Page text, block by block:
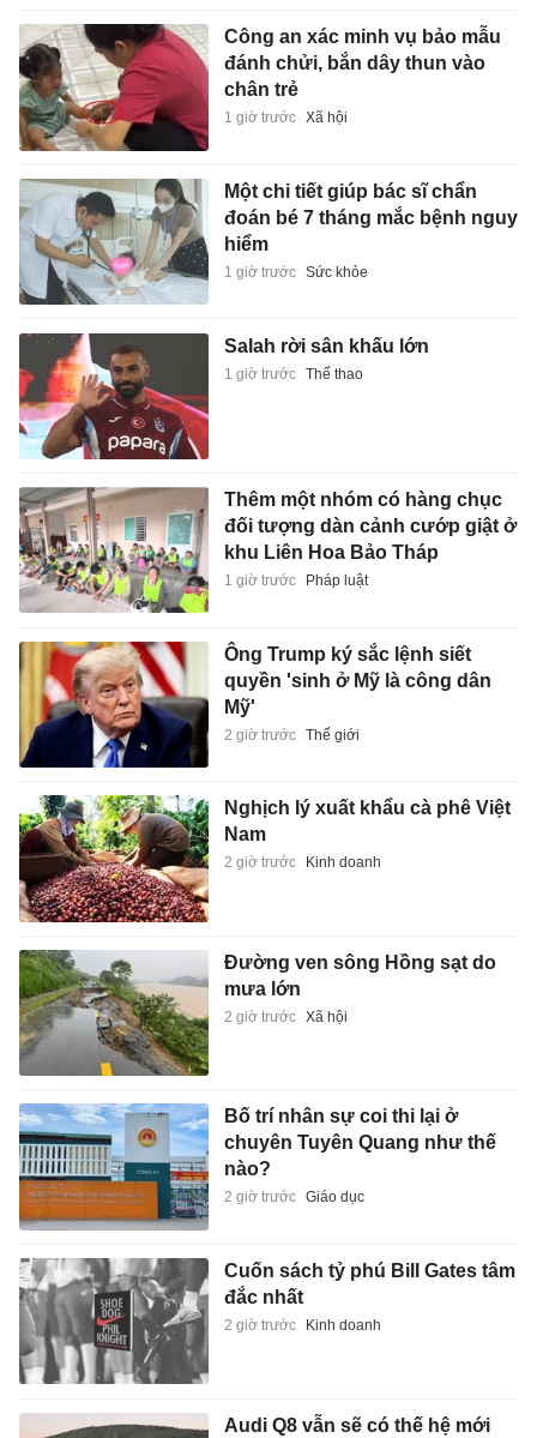
Công an xác minh vụ bảo mẫu
đánh chửi, bắn dây thun vào
chân trẻ
1 giờ trước Xã hội
Một chi tiết giúp bác sĩ chẩn
đoán bé 7 tháng mắc bệnh nguy
hiểm
1 giờ trước Sức khỏe
Salah rời sân khấu lớn
1 giờ trước Thể thao
Thêm một nhóm có hàng chục
đối tượng dàn cảnh cướp giật ở
khu Liên Hoa Bảo Tháp
1 giờ trước Pháp luật
Ông Trump ký sắc lệnh siết
quyền 'sinh ở Mỹ là công dân
Mỹ'
2 giờ trước Thế giới
Nghịch lý xuất khẩu cà phê Việt
Nam
2 giờ trước Kinh doanh
Đường ven sông Hồng sạt do
mưa lớn
2 giờ trước Xã hội
Bố trí nhân sự coi thi lại ở
chuyên Tuyên Quang như thế
nào?
2 giờ trước Giáo dục
Cuốn sách tỷ phú Bill Gates tâm
đắc nhất
2 giờ trước Kinh doanh
Audi Q8 vẫn sẽ có thế hệ mới